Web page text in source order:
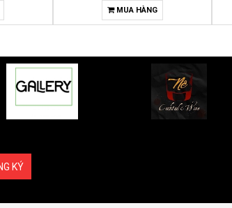
MUA HÀNG
KÝ